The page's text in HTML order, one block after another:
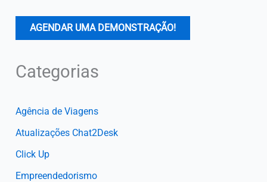
AGENDAR UMA DEMONSTRAÇÃO!
Categorias
Agência de Viagens
Atualizações Chat2Desk
Click Up
Empreendedorismo